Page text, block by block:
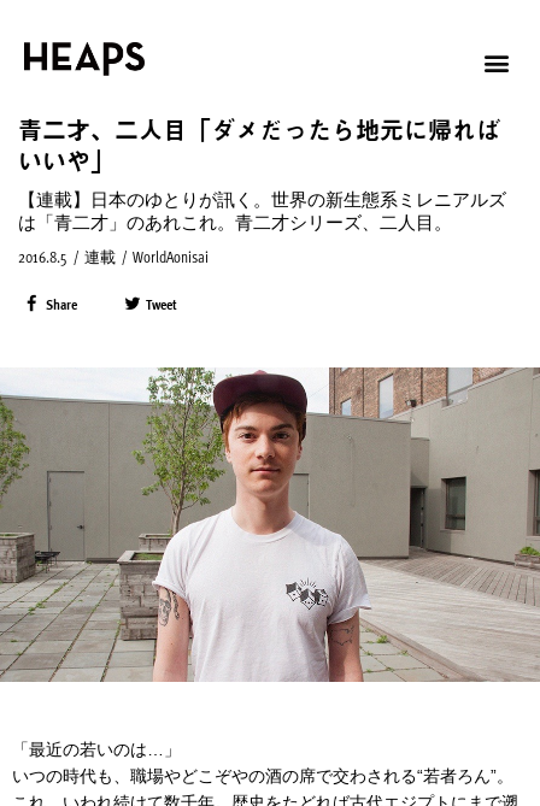
青二才、二人目「ダメだったら地元に帰れば
いいや」
【連載】日本のゆとりが訊く。世界の新生態系ミレニアルズ
は「青二才」のあれこれ。青二才シリーズ、二人目。
2016.8.5 / 連載 / WorldAonisai
Share Tweet
「最近の若いのは…」
いつの時代も、職場やどこぞやの酒の席で交わされる“若者ろん”。
これ、いわれ続けて数千年。歴史をたどれば古代エジプトにまで遡